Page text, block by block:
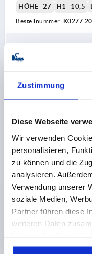
Zustimmung
Diese Webseite
Wir verwenden
personalisieren,
zu können und die
analysieren.
Verwendung unserer
soziale Medien,
Partner führen diese
weiteren Daten
gesammelt haben.
HÖHE=27
H1=10,5
Bestellnummer:
zzgl. MwSt.
zzgl. Versandkosten
DREHMOMENT-
THERMOPLAST
KOMP:STAHL,